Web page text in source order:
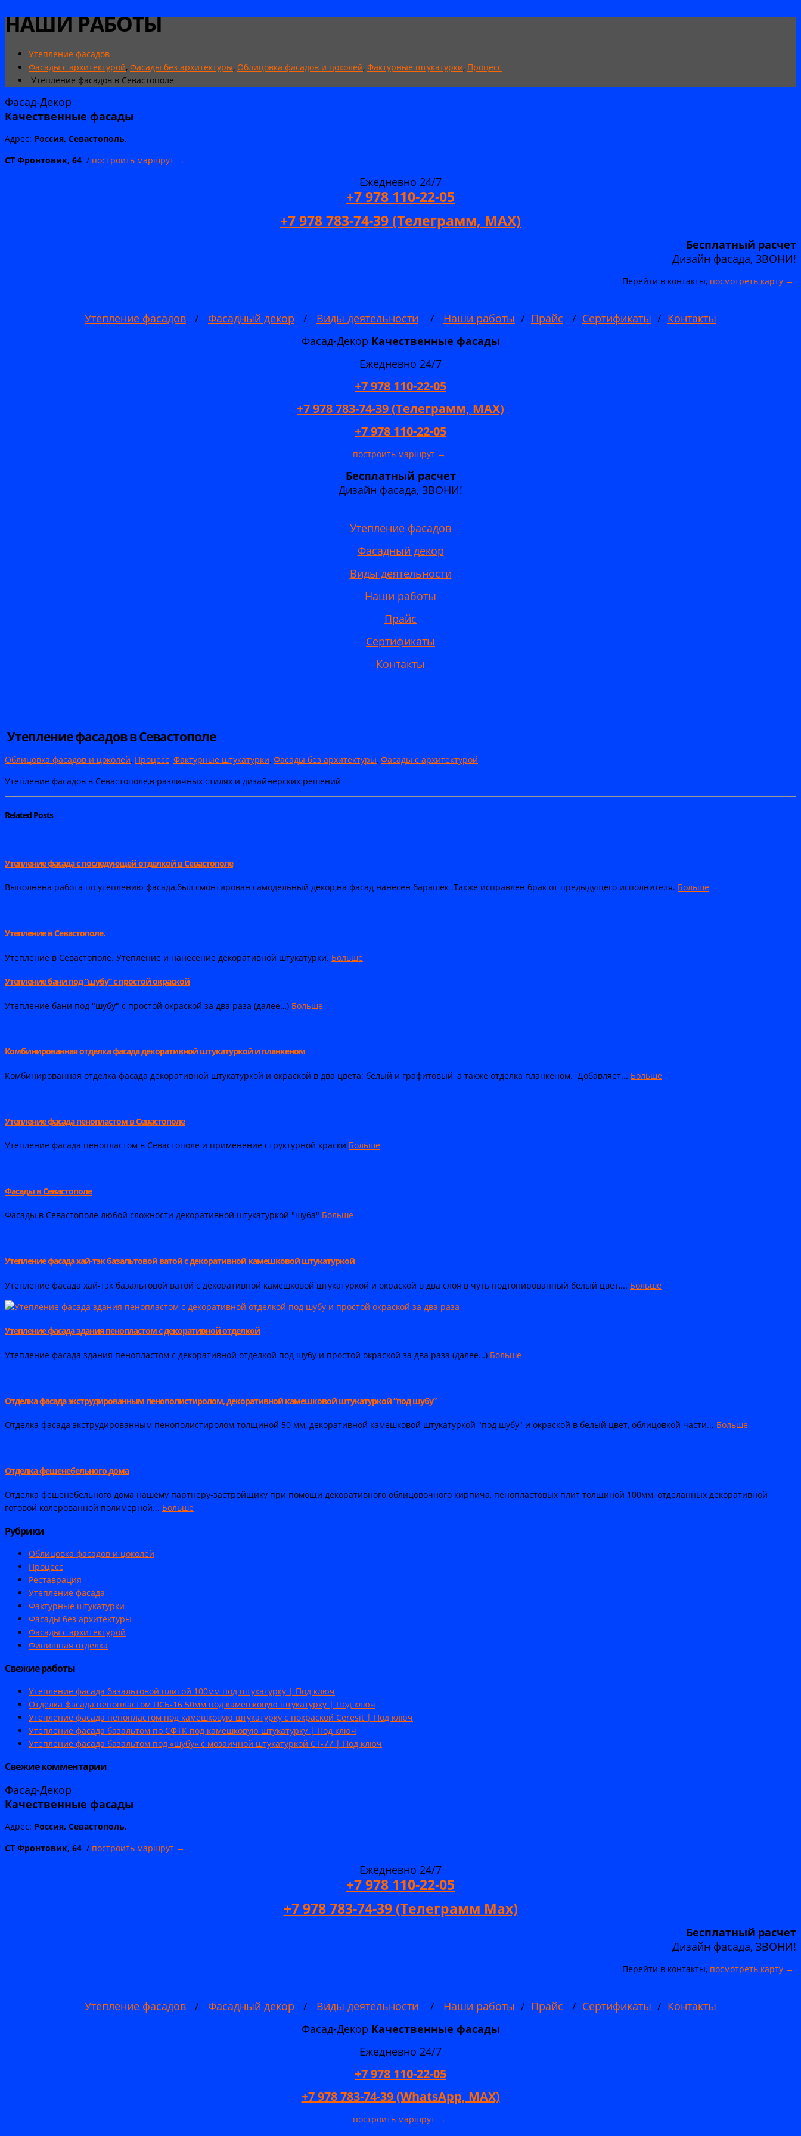
НАШИ РАБОТЫ
Утепление фасадов
Фасады с архитектурой, Фасады без архитектуры, Облицовка фасадов и цоколей, Фактурные штукатурки, Процесс
Утепление фасадов в Севастополе
Фасад-Декор
Качественные фасады
Адрес: Россия, Севастополь,
СТ Фронтовик, 64 / построить маршрут →
Ежедневно 24/7
+7 978 110-22-05
+7 978 783-74-39 (Телеграмм, MAX)
Бесплатный расчет
Дизайн фасада, ЗВОНИ!
Перейти в контакты, посмотреть карту →
Утепление фасадов / Фасадный декор / Виды деятельности / Наши работы / Прайс / Сертификаты / Контакты
Фасад-Декор Качественные фасады
Ежедневно 24/7
+7 978 110-22-05
+7 978 783-74-39 (Телеграмм, MAX)
+7 978 110-22-05
построить маршрут →
Бесплатный расчет
Дизайн фасада, ЗВОНИ!
Утепление фасадов
Фасадный декор
Виды деятельности
Наши работы
Прайс
Сертификаты
Контакты
Утепление фасадов в Севастополе
Облицовка фасадов и цоколей, Процесс, Фактурные штукатурки, Фасады без архитектуры, Фасады с архитектурой
Утепление фасадов в Севастополе,в различных стилях и дизайнерских решений
Related Posts
Утепление фасада с последующей отделкой в Севастополе
Выполнена работа по утеплению фасада,был смонтирован самодельный декор,на фасад нанесен барашек .Также исправлен брак от предыдущего исполнителя. Больше
Утепление в Севастополе.
Утепление в Севастополе. Утепление и нанесение декоративной штукатурки. Больше
Утепление бани под “шубу” с простой окраской
Утепление бани под "шубу" с простой окраской за два раза (далее…) Больше
Комбинированная отделка фасада декоративной штукатуркой и планкеном
Комбинированная отделка фасада декоративной штукатуркой и окраской в два цвета: белый и графитовый, а также отделка планкеном. Добавляет... Больше
Утепление фасада пенопластом в Севастополе
Утепление фасада пенопластом в Севастополе и применение структурной краски Больше
Фасады в Севастополе
Фасады в Севастополе любой сложности декоративной штукатуркой "шуба" Больше
Утепление фасада хай-тэк базальтовой ватой с декоративной камешковой штукатуркой
Утепление фасада хай-тэк базальтовой ватой с декоративной камешковой штукатуркой и окраской в два слоя в чуть подтонированный белый цвет,... Больше
Утепление фасада здания пенопластом с декоративной отделкой
Утепление фасада здания пенопластом с декоративной отделкой под шубу и простой окраской за два раза (далее…) Больше
Отделка фасада экструдированным пенополистиролом, декоративной камешковой штукатуркой “под шубу”
Отделка фасада экструдированным пенополистиролом толщиной 50 мм, декоративной камешковой штукатуркой "под шубу" и окраской в белый цвет, облицовкой части... Больше
Отделка фешенебельного дома
Отделка фешенебельного дома нашему партнёру-застройщику при помощи декоративного облицовочного кирпича, пенопластовых плит толщиной 100мм, отделанных декоративной
готовой колерованной полимерной... Больше
Рубрики
Облицовка фасадов и цоколей
Процесс
Реставрация
Утепление фасада
Фактурные штукатурки
Фасады без архитектуры
Фасады с архитектурой
Финишная отделка
Свежие работы
Утепление фасада базальтовой плитой 100мм под штукатурку | Под ключ
Отделка фасада пенопластом ПСБ-16 50мм под камешковую штукатурку | Под ключ
Утепление фасада пенопластом под камешковую штукатурку с покраской Ceresit | Под ключ
Утепление фасада базальтом по СФТК под камешковую штукатурку | Под ключ
Утепление фасада базальтом под «шубу» с мозаичной штукатуркой CT-77 | Под ключ
Свежие комментарии
Фасад-Декор
Качественные фасады
Адрес: Россия, Севастополь,
СТ Фронтовик, 64 / построить маршрут →
Ежедневно 24/7
+7 978 110-22-05
+7 978 783-74-39 (Телеграмм Мах)
Бесплатный расчет
Дизайн фасада, ЗВОНИ!
Перейти в контакты, посмотреть карту →
Утепление фасадов / Фасадный декор / Виды деятельности / Наши работы / Прайс / Сертификаты / Контакты
Фасад-Декор Качественные фасады
Ежедневно 24/7
+7 978 110-22-05
+7 978 783-74-39 (WhatsApp, MAX)
построить маршрут →